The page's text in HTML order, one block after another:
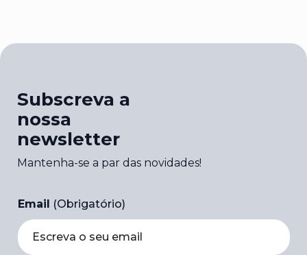
Subscreva a
nossa
newsletter
Mantenha-se a par das novidades!
Email (Obrigatório)